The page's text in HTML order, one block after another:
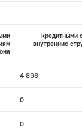
кредитными
внутренние
4 898
0
0